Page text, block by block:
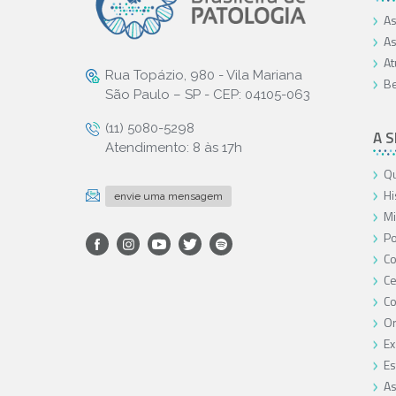
Rua Topázio, 980 - Vila Mariana
São Paulo – SP - CEP: 04105-063
(11) 5080-5298
Atendimento: 8 às 17h
envie uma mensagem
A